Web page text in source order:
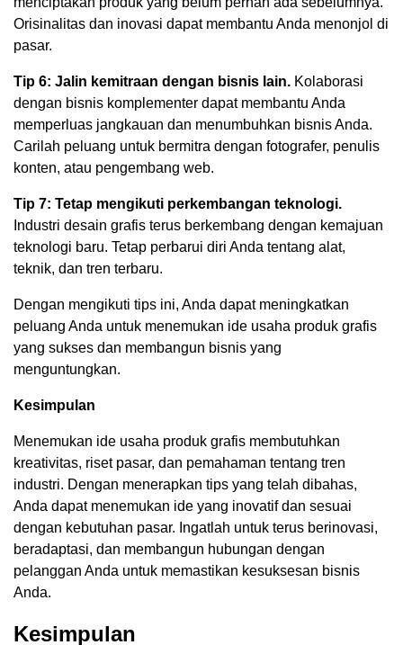
Orisinalitas dan inovasi dapat membantu Anda menonjol di
pasar.
Tip 6: Jalin kemitraan dengan bisnis lain. Kolaborasi
dengan bisnis komplementer dapat membantu Anda
memperluas jangkauan dan menumbuhkan bisnis Anda.
Carilah peluang untuk bermitra dengan fotografer, penulis
konten, atau pengembang web.
Tip 7: Tetap mengikuti perkembangan teknologi.
Industri desain grafis terus berkembang dengan kemajuan
teknologi baru. Tetap perbarui diri Anda tentang alat,
teknik, dan tren terbaru.
Dengan mengikuti tips ini, Anda dapat meningkatkan
peluang Anda untuk menemukan ide usaha produk grafis
yang sukses dan membangun bisnis yang
menguntungkan.
Kesimpulan
Menemukan ide usaha produk grafis membutuhkan
kreativitas, riset pasar, dan pemahaman tentang tren
industri. Dengan menerapkan tips yang telah dibahas,
Anda dapat menemukan ide yang inovatif dan sesuai
dengan kebutuhan pasar. Ingatlah untuk terus berinovasi,
beradaptasi, dan membangun hubungan dengan
pelanggan Anda untuk memastikan kesuksesan bisnis
Anda.
Kesimpulan